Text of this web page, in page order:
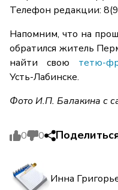
Телефон редакции:
Напомним, что на
обратился житель
найти свою тетю-
Усть-Лабинске.
Фото И.П. Балакина с
0 0
Инна